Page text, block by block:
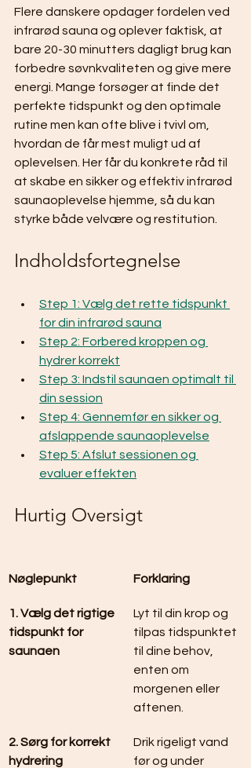
Flere danskere opdager fordelen ved
infrarød sauna og oplever faktisk, at
bare 20-30 minutters dagligt brug kan
forbedre søvnkvaliteten og give mere
energi. Mange forsøger at finde det
perfekte tidspunkt og den optimale
rutine men kan ofte blive i tvivl om,
hvordan de får mest muligt ud af
oplevelsen. Her får du konkrete råd til
at skabe en sikker og effektiv infrarød
saunaoplevelse hjemme, så du kan
styrke både velvære og restitution.
Indholdsfortegnelse
Step 1: Vælg det rette tidspunkt
for din infrarød sauna
Step 2: Forbered kroppen og
hydrer korrekt
Step 3: Indstil saunaen optimalt til
din session
Step 4: Gennemfør en sikker og
afslappende saunaoplevelse
Step 5: Afslut sessionen og
evaluer effekten
Hurtig Oversigt
Nøglepunkt Forklaring
1. Vælg det rigtige
tidspunkt for
saunaen
Lyt til din krop og
tilpas tidspunktet
til dine behov,
enten om
morgenen eller
aftenen.
2. Sørg for korrekt
hydrering
Drik rigeligt vand
før og under